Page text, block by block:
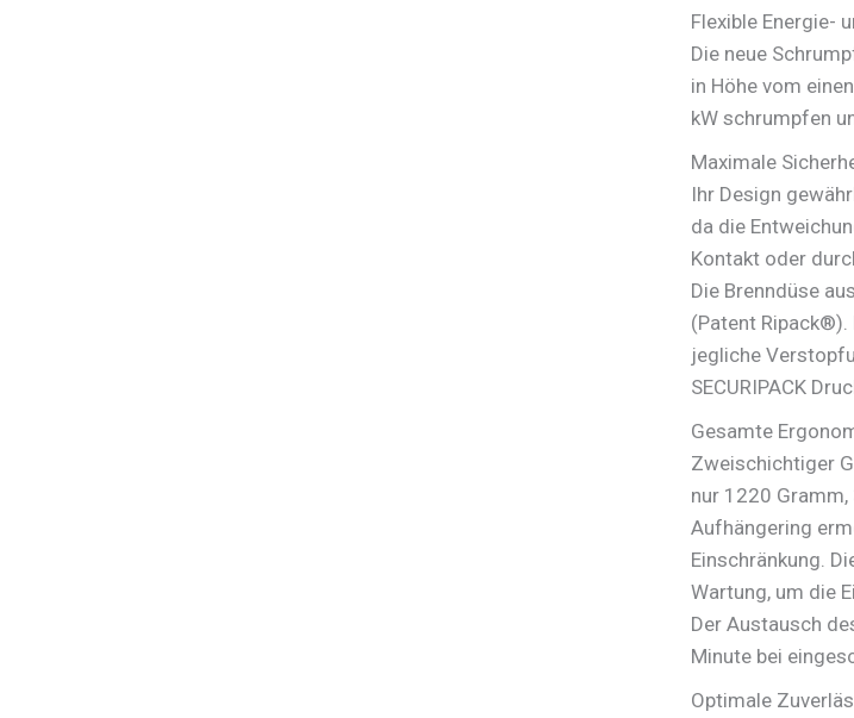
Flexible Energie-
Die neue
in Höhe vom
kW schrumpfen
Maximale
Ihr Design
da die
Kontakt oder
Die Brenndüse
(Patent
jegliche
SECURIPACK
Gesamte
Zweischichtiger
nur 1220
Aufhängering
Einschränkung.
Wartung, um die
Der Austausch
Minute bei
Optimale